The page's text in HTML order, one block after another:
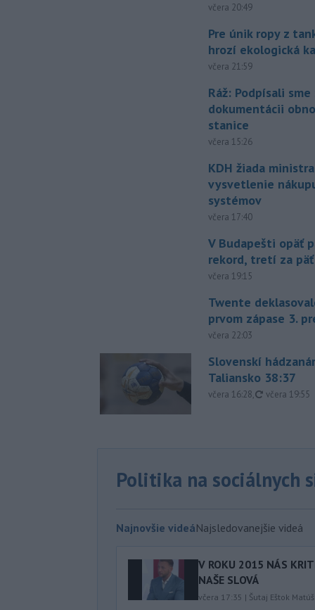
včera 20:49
Pre únik ropy z
hrozí ekologická
včera 21:59
Ráž: Podpísali
dokumentácii
stanice
včera 15:26
KDH žiada
vysvetlenie
systémov
včera 17:40
V Budapešti opäť
rekord, tretí za
včera 19:15
Twente
prvom zápase 3.
včera 22:03
Slovenskí
Taliansko 38:37
včera 16:28, aktualizované
včera 19:55
Politika na sociálnych
Najnovšie videáNajsledovanejšie videá
V ROKU 2015 NÁS
NAŠE SLOVÁ
včera 17:35 | Šutaj Eštok Matúš